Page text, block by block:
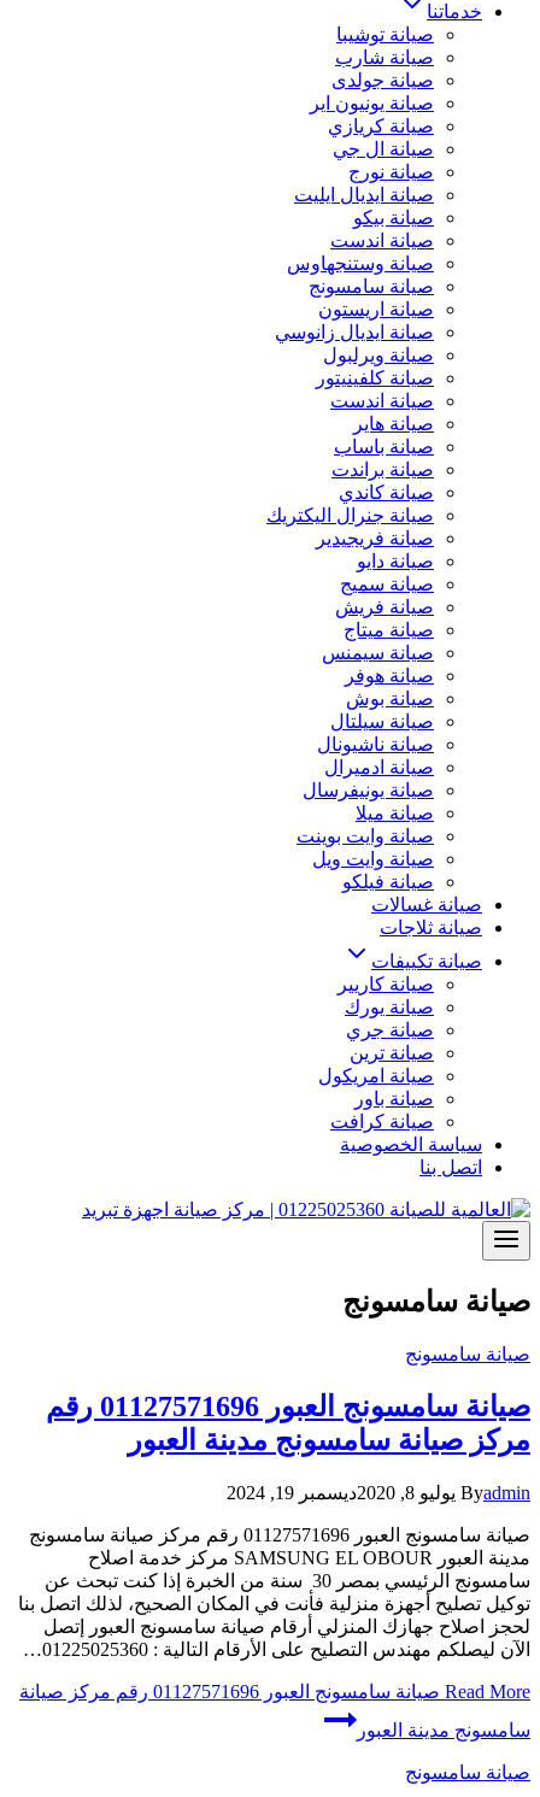
خدماتنا
صيانة توشيبا
صيانة شارب
صيانة جولدى
صيانة يونيون اير
صيانة كريازي
صيانة ال جي
صيانة نورج
صيانة ايديال ايليت
صيانة بيكو
صيانة اندست
صيانة وستنجهاوس
صيانة سامسونج
صيانة اريستون
صيانة ايديال زانوسي
صيانة ويرلبول
صيانة كلفينيتور
صيانة اندست
صيانة هاير
صيانة باساب
صيانة براندت
صيانة كاندي
صيانة جنرال اليكتريك
صيانة فريجيدير
صيانة دايو
صيانة سميج
صيانة فريش
صيانة ميتاج
صيانة سيمنس
صيانة هوفر
صيانة بوش
صيانة سيلتال
صيانة ناشيونال
صيانة ادميرال
صيانة يونيفرسال
صيانة ميلا
صيانة وايت بوينت
صيانة وايت ويل
صيانة فيلكو
صيانة غسالات
صيانة ثلاجات
صيانة تكييفات
صيانة كاريير
صيانة يورك
صيانة جري
صيانة ترين
صيانة امريكول
صيانة باور
صيانة كرافت
سياسة الخصوصية
اتصل بنا
صيانة سامسونج
صيانة سامسونج
صيانة سامسونج العبور 01127571696 رقم
مركز صيانة سامسونج مدينة العبور
Byadmin يوليو 8, 2020 ديسمبر 19, 2024
صيانة سامسونج العبور 01127571696 رقم مركز صيانة سامسونج
مدينة العبور SAMSUNG EL OBOUR مركز خدمة اصلاح
سامسونج الرئيسي بمصر 30 سنة من الخبرة إذا كنت تبحث عن
توكيل تصليح أجهزة منزلية فأنت في المكان الصحيح، لذلك اتصل بنا
لحجز اصلاح جهازك المنزلي أرقام صيانة سامسونج العبور إتصل
الآن ليصلكم مهندس التصليح على الأرقام التالية : 01225025360…
Read More
صيانة سامسونج العبور 01127571696 رقم مركز صيانة
سامسونج مدينة العبور
صيانة سامسونج